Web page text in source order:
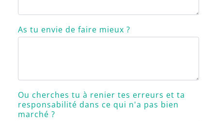
As tu envie de faire mieux ?
Ou cherches tu à renier tes erreurs et ta
responsabilité dans ce qui n'a pas bien
marché ?